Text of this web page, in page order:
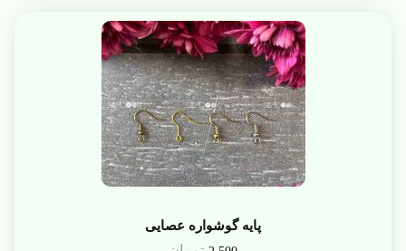
پایه گوشواره عصایی